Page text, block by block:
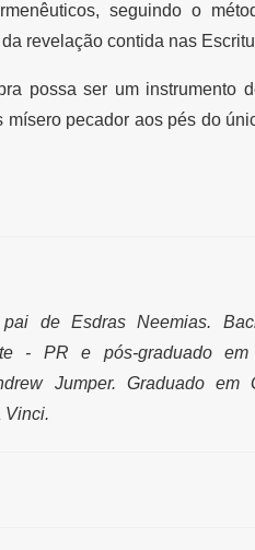
seguindo o
revelação contida nas
possa ser um instrumento
mísero pecador aos pés do
de Esdras Neemias. B
- PR e pós-graduado
Jumper. Graduado em
Vinci.